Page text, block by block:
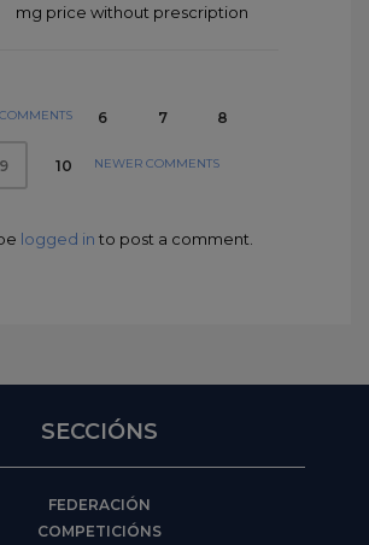
mg price without prescription
6 7 8
9 10 NEWER COMMENTS
logged in to post a comment.
SECCIÓNS
FEDERACIÓN
COMPETICIÓNS